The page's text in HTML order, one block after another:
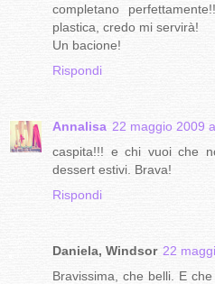
completano
plastica, credo mi servirà!
Un bacione!
Rispondi
Annalisa 22 maggio 2009
caspita!!! e chi vuoi che
dessert estivi. Brava!
Rispondi
Daniela, Windsor 22
Bravissima, che belli. E